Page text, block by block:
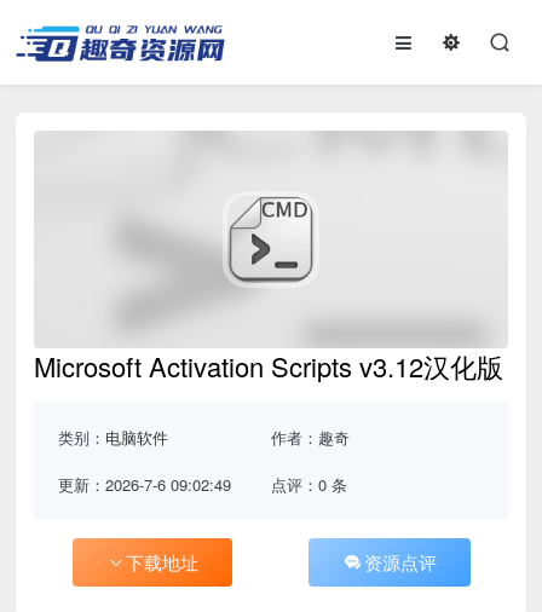
Microsoft Activation Scripts v3.12汉化版
类别： 电脑软件 作者：趣奇
更新：2026-7-6 09:02:49 点评：0 条
下载地址 资源点评